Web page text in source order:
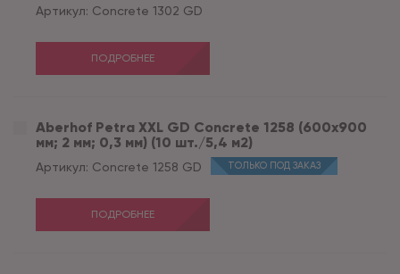
Артикул: Concrete 1302 GD
ПОДРОБНЕЕ
Aberhof Petra XXL GD Concrete 1258 (600x900
мм; 2 мм; 0,3 мм) (10 шт./5,4 м2)
Артикул: Concrete 1258 GD ТОЛЬКО ПОД ЗАКАЗ
ПОДРОБНЕЕ